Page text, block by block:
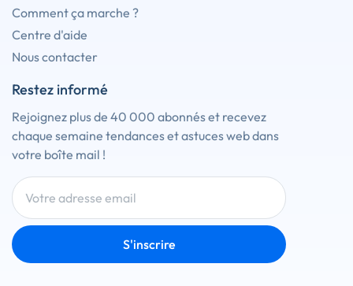
Comment ça marche ?
Centre d'aide
Nous contacter
Restez informé
Rejoignez plus de 40 000 abonnés et recevez
chaque semaine tendances et astuces web dans
votre boîte mail !
S'inscrire